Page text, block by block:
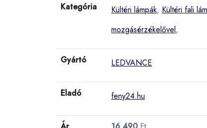
Kategória Kültéri lámpák, Kültéri fali
mozgásérzékelővel,
Gyártó LEDVANCE
Eladó feny24.hu